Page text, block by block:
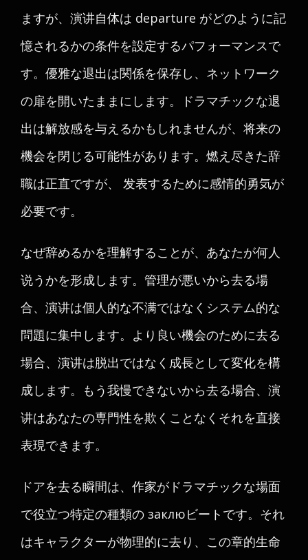
ますが、演讲自体は departure がどのように記
憶されるかの条件を設定するパフォーマンスで
す。優雅な退出は関係を保存し、ネットワーク
の扉を開いたままにします。ドラマチックな退
出は解放感を与えるかもしれませんが、将来の
機会を閉じる可能性があります。燃え尽きた辞
職は正直ですが、 发表するために感情的勇気が
必要です。
なぜ辞めるかを理解することが、あなたが何人
说うかを形成します。管理が悪いから去る場
合、演讲は個人的な不满ではなくシステム的な
問題に集中します。より良い機会のために去る
場合、演讲は脱出ではなく成長として変化を構
成します。もう我慢できないから去る場合、演
讲はあなたの専門性を欺くことなくそれを直接
表現できます。
ドアを去る瞬間は、作家がドラマチックな場面
で役立つ特定の種類の заклюビートです。それ
はキャラクターが物理的に去り、この章的生命